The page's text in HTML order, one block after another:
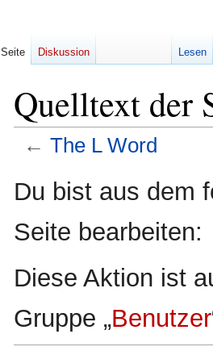
Quelltext der
← The L Word
Navigation
Suche
Du bist aus dem
Seite bearbeiten:
Diese Aktion ist
Gruppe „Benutzer
Seite Diskussion Lesen